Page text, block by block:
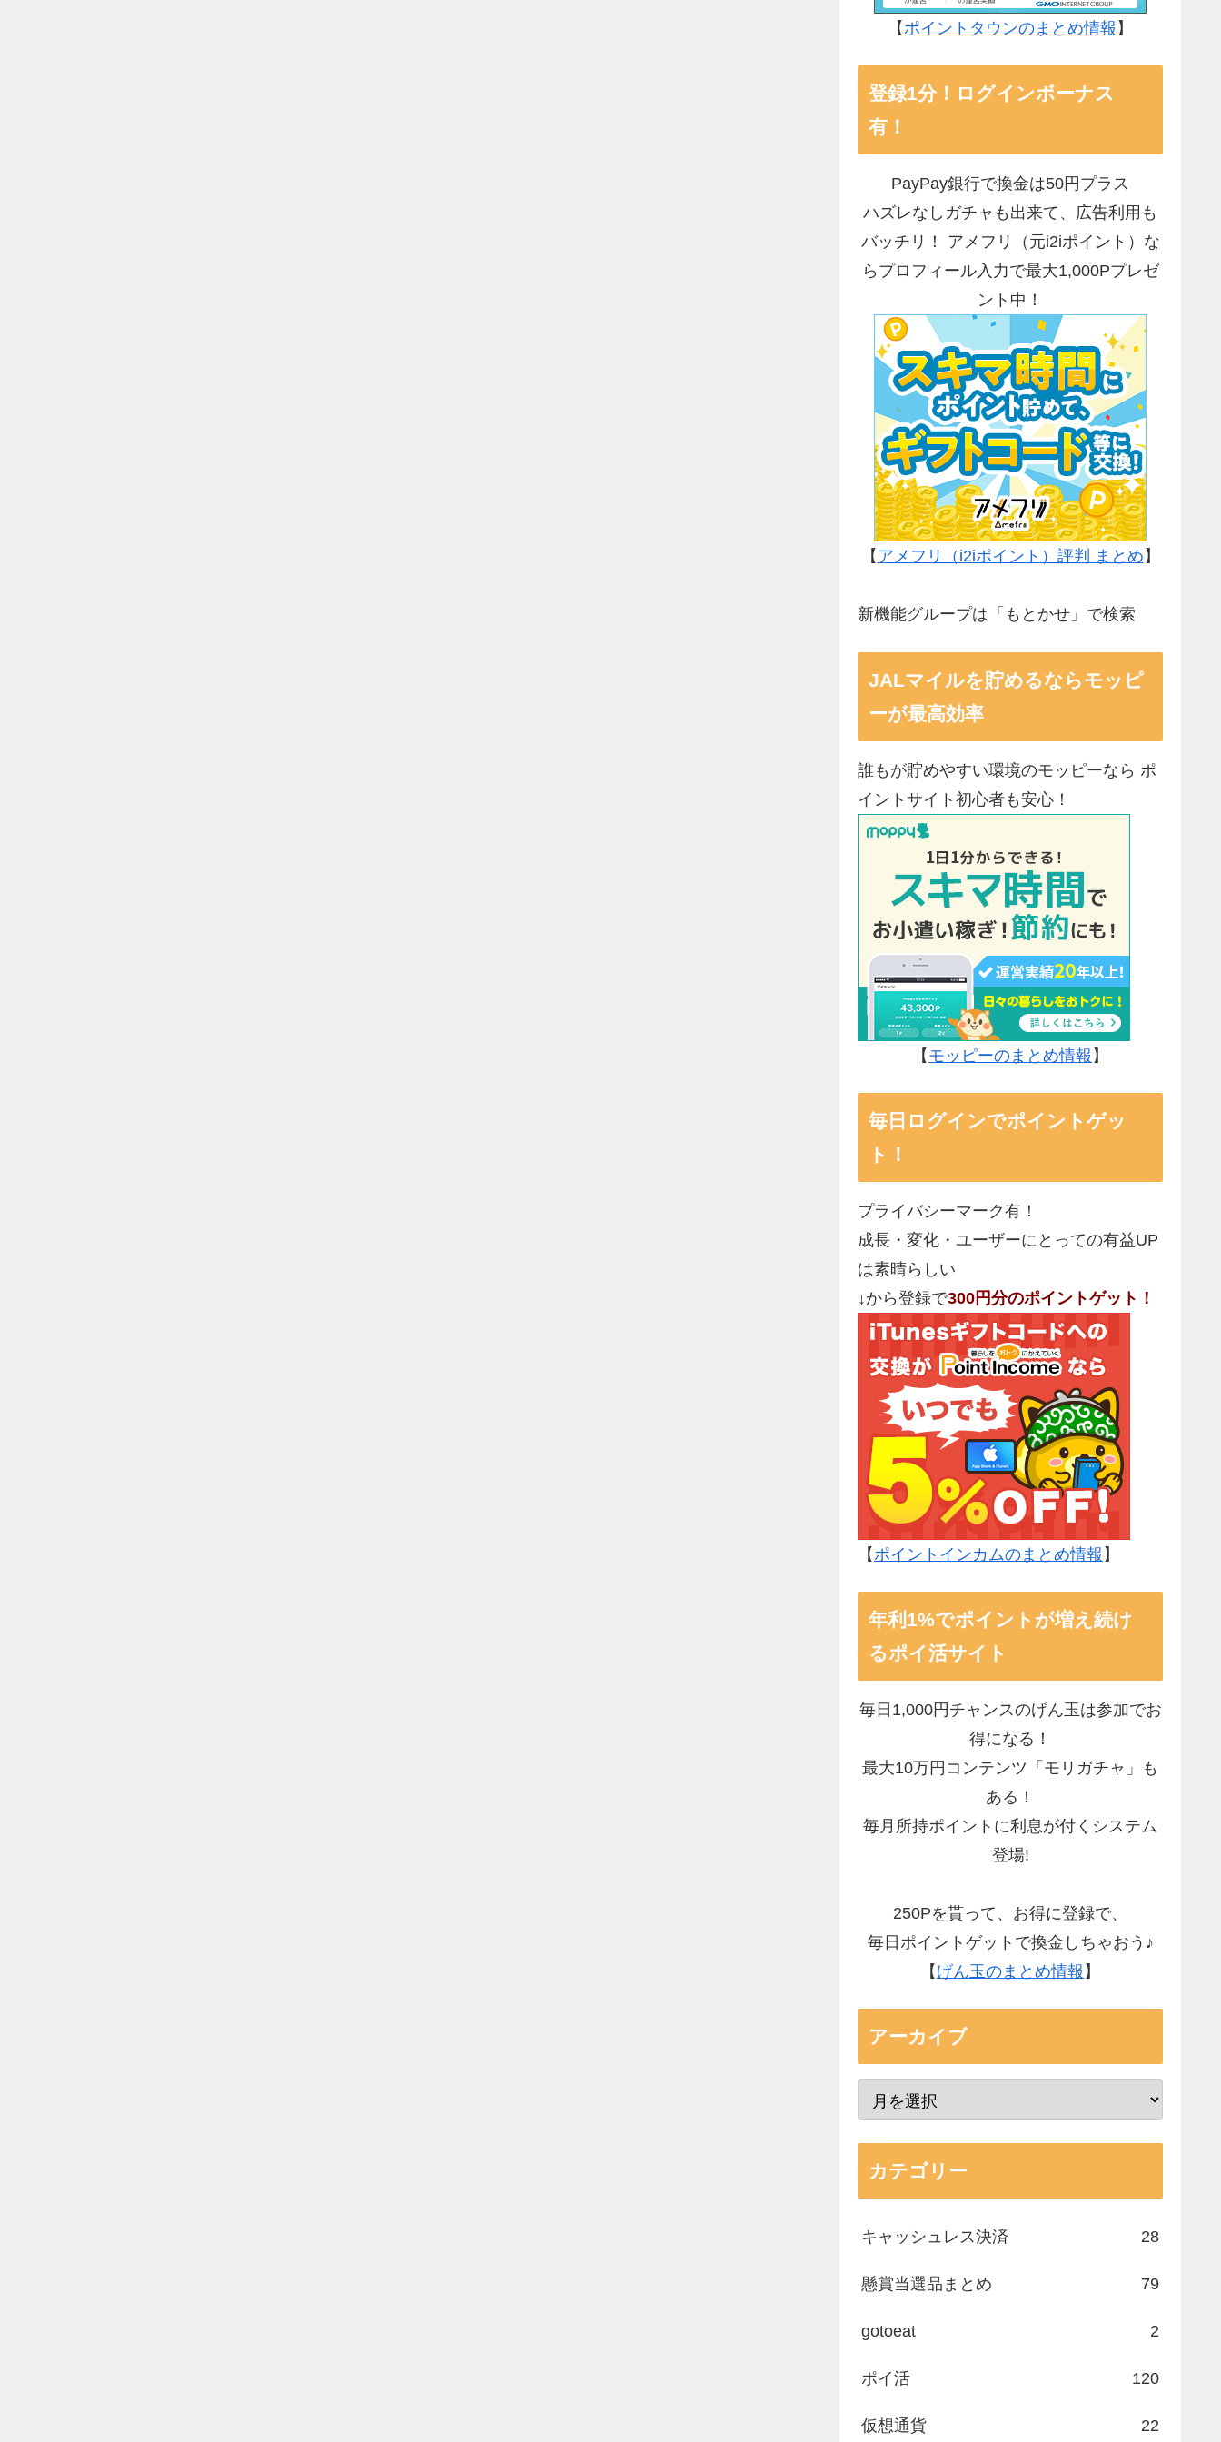
【ポイントタウンのまとめ情報 】
登録1分！ログインボーナス
有！
PayPay銀行で換金は50円プラス
ハズレなしガチャも出来て、広告利用も
バッチリ！ アメフリ（元i2iポイント）な
らプロフィール入力で最大1,000Pプレゼ
ント中！
【 アメフリ（i2iポイント）評判 まとめ 】
新機能グループは「もとかせ」で検索
JALマイルを貯めるならモッピ
ーが最高効率
誰もが貯めやすい環境のモッピーなら ポ
イントサイト初心者も安心！
【 モッピーのまとめ情報 】
毎日ログインでポイントゲッ
ト！
プライバシーマーク有！
成長・変化・ユーザーにとっての有益UP
は素晴らしい
↓から登録で300円分のポイントゲット！
【 ポイントインカムのまとめ情報 】
年利1%でポイントが増え続け
るポイ活サイト
毎日1,000円チャンスのげん玉は参加でお
得になる！
最大10万円コンテンツ「モリガチャ」も
ある！
毎月所持ポイントに利息が付くシステム
登場!
250Pを貰って、お得に登録で、
毎日ポイントゲットで換金しちゃおう♪
【 げん玉のまとめ情報 】
アーカイブ
カテゴリー
キャッシュレス決済 28
懸賞当選品まとめ 79
gotoeat 2
ポイ活 120
仮想通貨 22